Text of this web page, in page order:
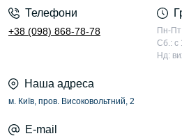
Телефони
+38 (098) 868-78-78
Пн-
Сб.: с
Нд:
Наша адреса
м. Київ, пров. Високовольтний, 2
E-mail